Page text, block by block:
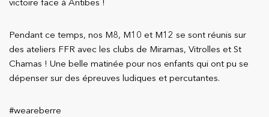
Pendant ce temps, nos M8, M10 et M12 se sont réunis sur
des ateliers FFR avec les clubs de Miramas, Vitrolles et St
Chamas ! Une belle matinée pour nos enfants qui ont pu se
dépenser sur des épreuves ludiques et percutantes.
#weareberre